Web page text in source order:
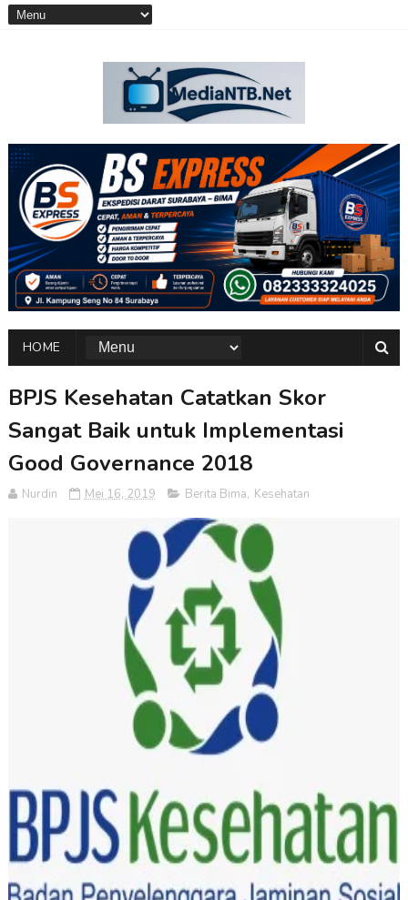
HOME
BPJS Kesehatan Catatkan Skor
Sangat Baik untuk Implementasi
Good Governance 2018
Nurdin Mei 16, 2019 Berita Bima, Kesehatan